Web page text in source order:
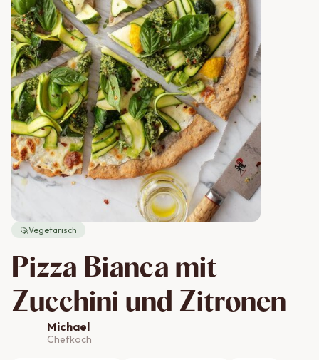
Vegetarisch
Pizza Bianca mit
Zucchini und Zitronen
Michael
Chefkoch